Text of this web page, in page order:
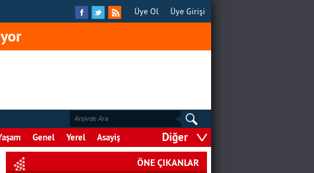
Üye Ol Üye Girişi
Genel Yerel Asayiş Diğer
ÖNE ÇIKANLAR
GÖRGEL, TOPTAŞ VE OKAY?